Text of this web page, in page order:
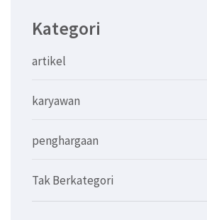
Kategori
artikel
karyawan
penghargaan
Tak Berkategori